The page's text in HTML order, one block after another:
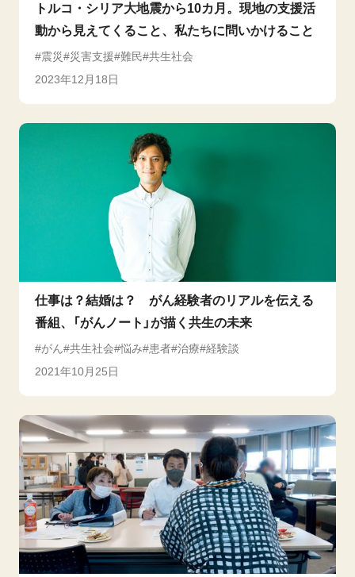
トルコ・シリア大地震から10カ月。現地の支援活
動から見えてくること、私たちに問いかけること
震災 災害支援 難民 共生社会
2023年12月18日
仕事は？結婚は？ がん経験者のリアルを伝える
番組、「がんノート」が描く共生の未来
がん 共生社会 悩み 患者 治療 経験談
2021年10月25日